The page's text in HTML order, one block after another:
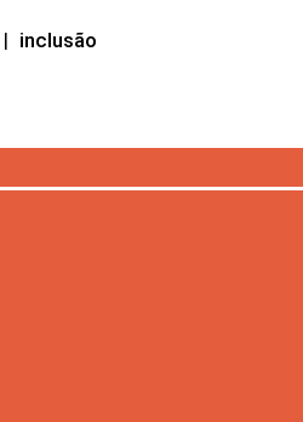
| inclusão